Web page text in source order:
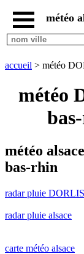
accueil
radar
DORLISHEIM
météo
alsace
carte
météo
météo
météo
accueil > météo
météo
météo
bas-rhin
radar pluie
radar pluie alsace
carte météo alsace